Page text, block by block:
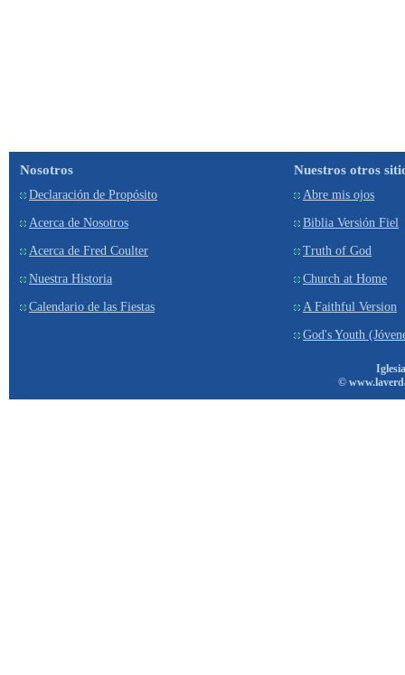
Nosotros
Declaración de Propósito
Acerca de Nosotros
Acerca de Fred Coulter
Nuestra Historia
Calendario de las Fiestas
Nuestros otros
Abre mis ojos
Biblia Versión Fiel
Truth of God
Church at Home
A Faithful Version
God's Youth
©